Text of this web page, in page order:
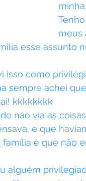
meus
esse assunto
isso como
sempre achei
kkkkkkkk
não via as
e que
é que não
alguém